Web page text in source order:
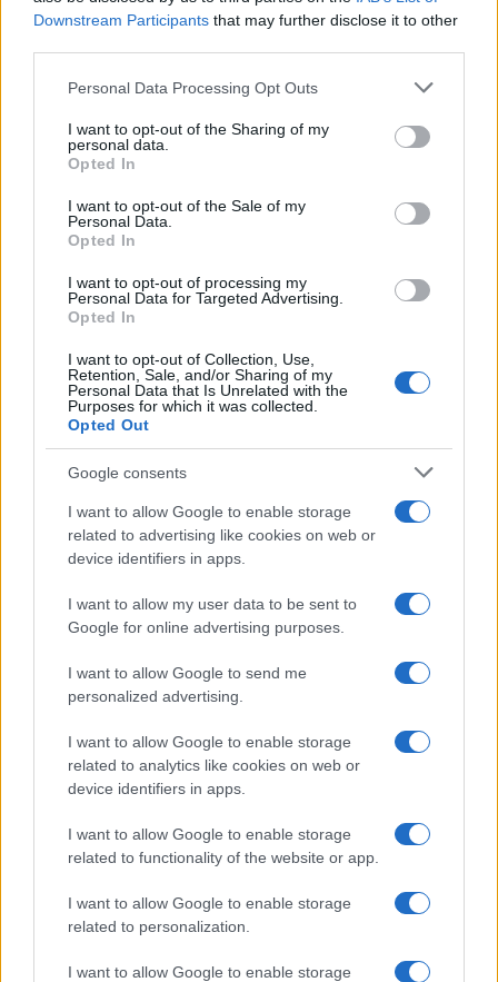
Downstream Participants that may further disclose it to other
Please note that this website/app uses one or more Google
not limited to your visit or usage behaviour. You may click to
grant or deny consent to Google and its third-party tags to
use your data for below specified purposes in below Google
consent section.
Personal Data Processing Opt Outs
I want to opt-out of the Sharing of my
personal data.
Opted In
I want to opt-out of the Sale of my
Personal Data.
Opted In
I want to opt-out of processing my
Personal Data for Targeted Advertising.
Opted In
I want to opt-out of Collection, Use,
Retention, Sale, and/or Sharing of my
Personal Data that Is Unrelated with the
Purposes for which it was collected.
Opted Out
Google consents
I want to allow Google to enable storage
related to advertising like cookies on web or
device identifiers in apps.
I want to allow my user data to be sent to
Google for online advertising purposes.
I want to allow Google to send me
personalized advertising.
I want to allow Google to enable storage
related to analytics like cookies on web or
device identifiers in apps.
I want to allow Google to enable storage
related to functionality of the website or app.
I want to allow Google to enable storage
related to personalization.
I want to allow Google to enable storage
AUTORE
Francesca Pellegrini
Francesca Pellegrini ha ottenuto documenti
dopo una serie di accessi agli atti,
sostenendo una linea editoriale orientata
conserva nel cassetto annotazioni di un
vecchio archivio dell'Appia Antica.
Continua a leggere
TENNIS